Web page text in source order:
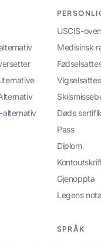
alternativ
USCIS-
Medisinsk
Døds
Pass
Diplom
Gjenoppta
Legens
SPRÅK